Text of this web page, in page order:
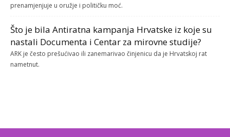
prenamjenjuje u oružje i političku moć.
Što je bila Antiratna kampanja Hrvatske iz koje su
nastali Documenta i Centar za mirovne studije?
ARK je često prešućivao ili zanemarivao činjenicu da je Hrvatskoj rat
nametnut.